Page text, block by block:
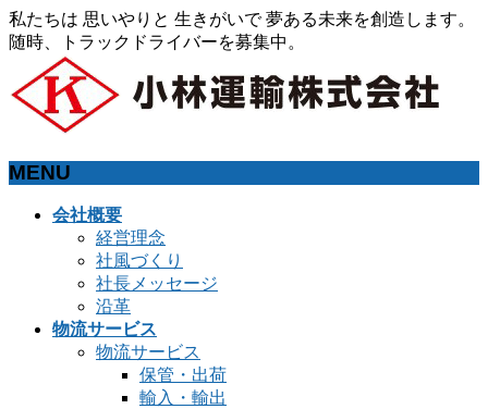
私たちは 思いやりと 生きがいで 夢ある未来を創造します。
随時、トラックドライバーを募集中。
MENU
会社概要
経営理念
社風づくり
社長メッセージ
沿革
物流サービス
物流サービス
保管・出荷
輸入・輸出